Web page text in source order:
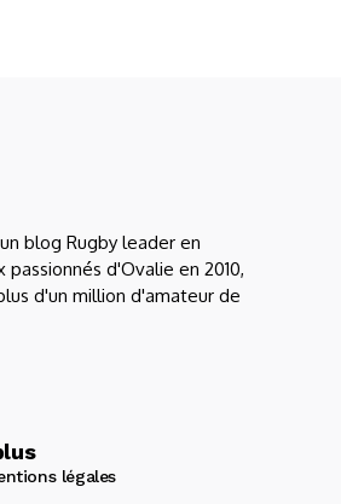
blog Rugby leader en
passionnés d'Ovalie en 2010,
d'un million d'amateur de
légales